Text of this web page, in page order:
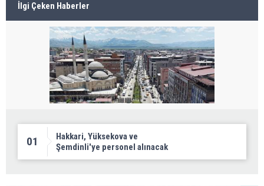
İlgi Çeken Haberler
01
Hakkari, Yüksekova ve
Şemdinli'ye personel alınacak